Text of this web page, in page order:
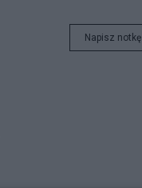
Napisz notkę